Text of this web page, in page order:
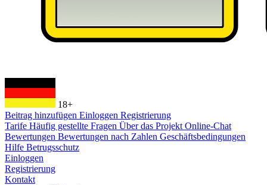
18+
Beitrag hinzufügen Einloggen Registrierung
Tarife Häufig gestellte Fragen Über das Projekt Online-Chat
Bewertungen Bewertungen nach Zahlen Geschäftsbedingungen
Hilfe Betrugsschutz
Einloggen
Registrierung
Kontakt